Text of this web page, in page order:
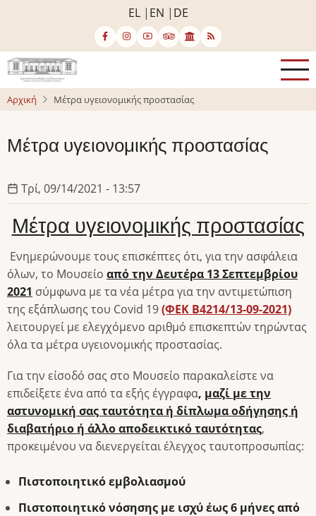
κυρίως
περιεχόμενο
EL EN DE
Αρχική Μέτρα υγειονομικής προστασίας
Μέτρα υγειονομικής προστασίας
Τρί, 09/14/2021 - 13:57
Μέτρα υγειονομικής προστασίας
Ενημερώνουμε τους επισκέπτες ότι, για την ασφάλεια
όλων, το Μουσείο από την Δευτέρα 13 Σεπτεμβρίου
2021 σύμφωνα με τα νέα μέτρα για την αντιμετώπιση
της εξάπλωσης του Covid 19(ΦΕΚ Β4214/13-09-2021)
λειτουργεί με ελεγχόμενο αριθμό επισκεπτών τηρώντας
όλα τα μέτρα υγειονομικής προστασίας.
Για την είσοδό σας στο Μουσείο παρακαλείστε να
επιδείξετε ένα από τα εξής έγγραφα, μαζί με την
αστυνομική σας ταυτότητα ή δίπλωμα οδήγησης ή
διαβατήριο ή άλλο αποδεικτικό ταυτότητας,
προκειμένου να διενεργείται έλεγχος ταυτοπροσωπίας:
Πιστοποιητικό εμβολιασμού
Πιστοποιητικό νόσησης με ισχύ έως 6 μήνες από